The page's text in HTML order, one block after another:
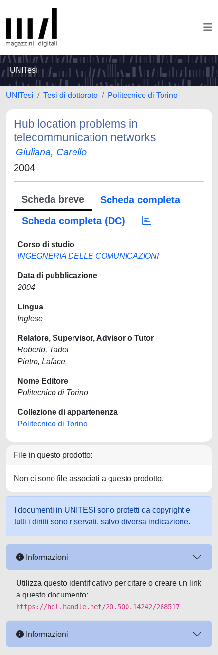
UNITesi
UNITesi Tesi di dottorato Politecnico di Torino
Hub location problems in
telecommunication networks
Giuliana, Carello
2004
Scheda breve
Scheda completa
Scheda completa (DC)
Corso di studio
INGEGNERIA DELLE COMUNICAZIONI
Data di pubblicazione
2004
Lingua
Inglese
Relatore, Supervisor, Advisor o Tutor
Roberto, Tadei
Pietro, Laface
Nome Editore
Politecnico di Torino
Collezione di appartenenza
Politecnico di Torino
File in questo prodotto:
Non ci sono file associati a questo prodotto.
I documenti in UNITESI sono protetti da copyright e
tutti i diritti sono riservati, salvo diversa indicazione.
Informazioni
Utilizza questo identificativo per citare o creare un link
a questo documento:
https://hdl.handle.net/20.500.14242/268517
Informazioni